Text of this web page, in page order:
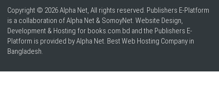
Copyright © 2026 Alpha Net, All rights reserved. Publishers E-Platform
is a collaboration of Alpha Net & SomoyNet. Website Design,
Development & Hosting for books.com.bd and the Publishers E-
Platform is provided by Alpha Net. BestWeb Hosting Company in
Bangladesh.